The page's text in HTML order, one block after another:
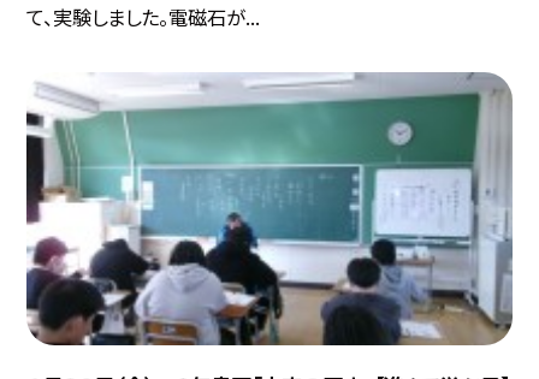
て、実験しました。電磁石が...